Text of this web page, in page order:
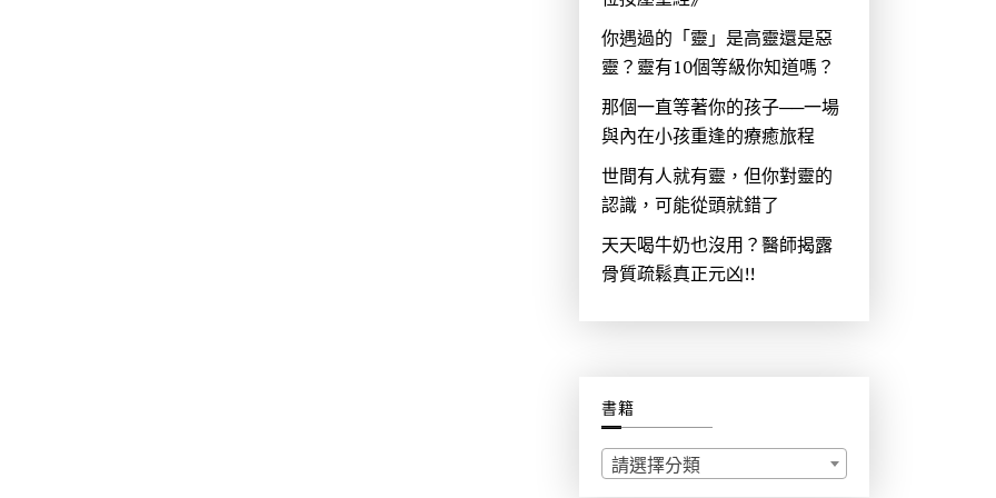
你遇過的「靈」是高靈還是惡
靈？靈有10個等級你知道嗎？
那個一直等著你的孩子──一場
與內在小孩重逢的療癒旅程
世間有人就有靈，但你對靈的
認識，可能從頭就錯了
天天喝牛奶也沒用？醫師揭露
骨質疏鬆真正元凶!!
書籍
請選擇分類